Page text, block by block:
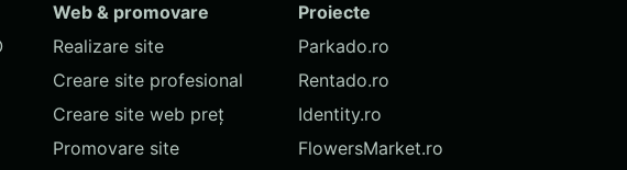
Web & promovare
Realizare site
Creare site profesional
Creare site web preț
Promovare site
Proiecte
Parkado.ro
Rentado.ro
Identity.ro
FlowersMarket.ro